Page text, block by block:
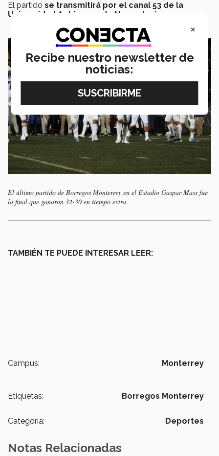
El partido se transmitirá por el canal 53 de la
Universidad Autónoma de Nuevo León
El último partido de Borregos Monterrey en el Estadio Gaspar Mass fue
la final que ganaron 32-30 en tiempo extra.
TAMBIÉN TE PUEDE INTERESAR LEER:
Campus: Monterrey
Etiquetas: Borregos Monterrey
Categoría: Deportes
Notas Relacionadas
×
Recibe nuestro newsletter de
noticias: